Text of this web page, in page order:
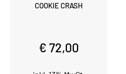
COOKIE CRASH
€ 72,00